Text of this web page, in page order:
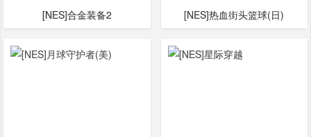
[NES]合金装备2 [NES]热血街头篮球(日)